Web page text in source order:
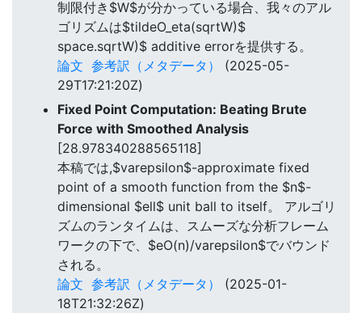
制限付き$W$が分かっている場合、我々のアル
ゴリズムは$tildeO_eta(sqrtW)$
space.sqrtW)$ additive errorを提供する。
論文 参考訳（メタデータ）
(2025-05-
29T17:21:20Z)
Fixed Point Computation: Beating Brute
Force with Smoothed Analysis
[28.978340288565118]
本稿では,$varepsilon$-approximate fixed
point of a smooth function from the $n$-
dimensional $ell$ unit ball to itself。 アルゴリ
ズムのランタイムは、スムーズな分析フレーム
ワークの下で、$eO(n)/varepsilon$でバウンド
される。
論文 参考訳（メタデータ）
(2025-01-
18T21:32:26Z)